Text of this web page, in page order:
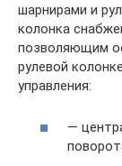
шарнирами и
колонка
позволяющим
рулевой
управления:
—